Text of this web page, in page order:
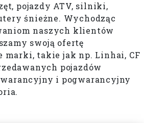
pojazdy ATV, silniki,
śnieżne. Wychodząc
naszych klientów
swoją ofertę
marki, takie jak np. Linhai, CF
pojazdów
i pogwarancyjny